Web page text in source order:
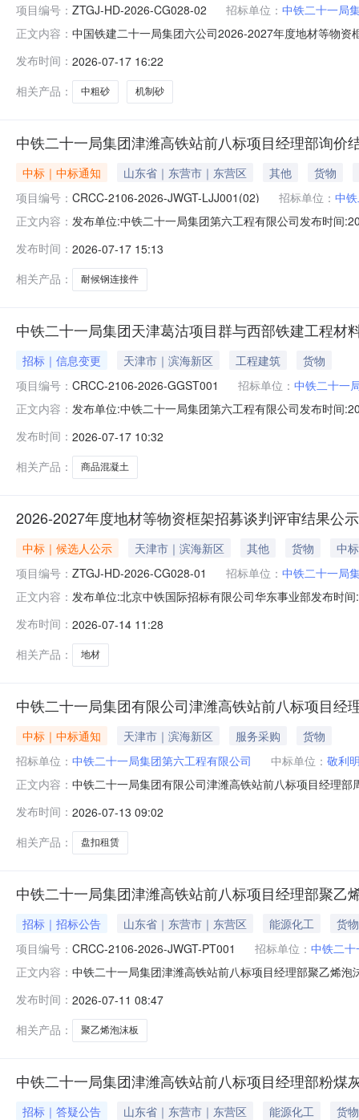
项目编号： ZTGJ-HD-2026-CG028-02 招标单位： 中铁二十一局
正文内容： 中国铁建二十一局集团六公司2026-2027年度地材等物
提升行动有关要求，中铁二十一局集团第六工程有限公
发布时间： 2026-07-17 16:22
相关产品：
中粗砂 机制砂
中铁二十一局集团津潍高铁站前八标项目经理部询价
中标｜中标通知 山东省｜东营市｜东营区 其他
货物
项目编号： CRCC-2106-2026-JWGT-LJJ001(02) 招标单位： 中
正文内容： 发布单位:中铁二十一局集团第六工程有限公司发布时间
2026-JWGT-LJJ001（02）），现将询价结果公示如下
发布时间： 2026-07-17 15:13
相关产品：
耐候钢连接件
中铁二十一局集团天津葛沽项目群与西部铁建工程
招标｜信息变更 天津市｜滨海新区 工程建筑
货物
项目编号： CRCC-2106-2026-GGST001 招标单位： 中铁二十一
正文内容： 发布单位:中铁二十一局集团第六工程有限公司发布时间
不变，请各投标人按照文件要求报价，已响应的供应商
发布时间： 2026-07-17 10:32
相关产品：
商品混凝土
2026-2027年度地材等物资框架招募谈判评审结果公示
中标｜候选人公示 天津市｜滨海新区 其他 货物
中
项目编号： ZTGJ-HD-2026-CG028-01 招标单位： 中铁二十一局
正文内容： 发布单位:北京中铁国际招标有限公司华东事业部发布时
线上公开开标，评审委员会根据相关法律、法规的规定
发布时间： 2026-07-14 11:28
相关产品：
地材
中铁二十一局集团有限公司津潍高铁站前八标项目经
中标｜中标通知 天津市｜滨海新区 服务采购
货物
招标单位： 中铁二十一局集团第六工程有限公司 中标单位： 敬利
正文内容： 中铁二十一局集团有限公司津潍高铁站前八标项目经理
有限公司不公开
发布时间： 2026-07-13 09:02
相关产品：
盘扣租赁
中铁二十一局集团津潍高铁站前八标项目经理部聚乙
招标｜招标公告 山东省｜东营市｜东营区 能源化工
货物
项目编号： CRCC-2106-2026-JWGT-PT001 招标单位： 中铁二
正文内容： 中铁二十一局集团津潍高铁站前八标项目经理部聚乙烯
购，诚邀有意向的合格供应商参与。1.询价时间自2026
发布时间： 2026-07-11 08:47
相关产品：
聚乙烯泡沫板
中铁二十一局集团津潍高铁站前八标项目经理部粉煤
招标｜答疑公告 山东省｜东营市｜东营区 能源化工
货物